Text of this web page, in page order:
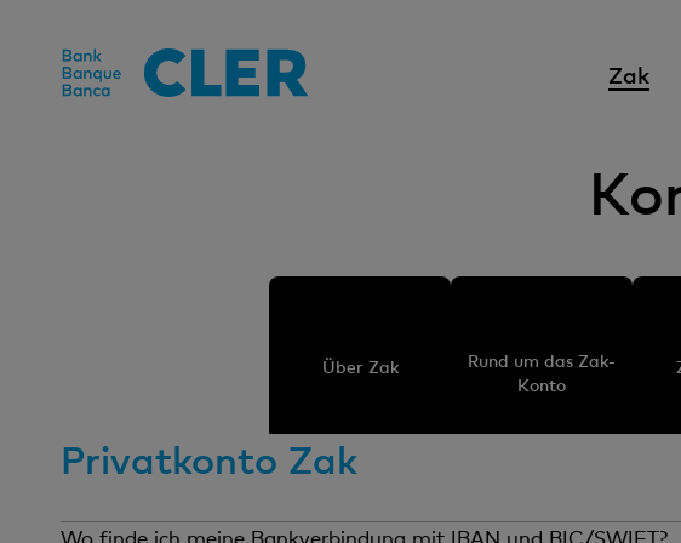
ZakA
v
Über Zak
Rund um das Zak-
Konto
Privatkonto Zak
Wo finde ich meine Bankverbindung mit IBAN und BIC/SWIFT?